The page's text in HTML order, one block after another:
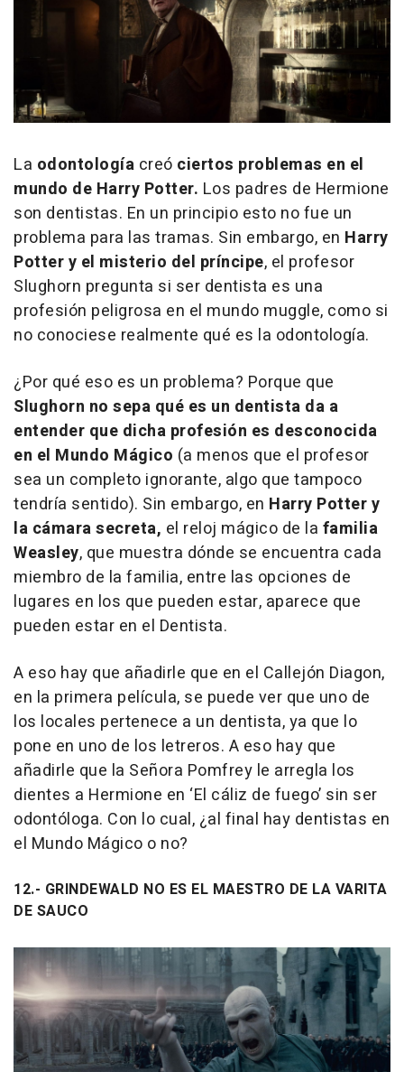
La odontología creó ciertos problemas en el
mundo de Harry Potter. Los padres de Hermione
son dentistas. En un principio esto no fue un
problema para las tramas. Sin embargo, en Harry
Potter y el misterio del príncipe, el profesor
Slughorn pregunta si ser dentista es una
profesión peligrosa en el mundo muggle, como si
no conociese realmente qué es la odontología.
¿Por qué eso es un problema? Porque que
Slughorn no sepa qué es un dentista da a
entender que dicha profesión es desconocida
en el Mundo Mágico (a menos que el profesor
sea un completo ignorante, algo que tampoco
tendría sentido). Sin embargo, en Harry Potter y
la cámara secreta, el reloj mágico de la familia
Weasley, que muestra dónde se encuentra cada
miembro de la familia, entre las opciones de
lugares en los que pueden estar, aparece que
pueden estar en el Dentista.
A eso hay que añadirle que en el Callejón Diagon,
en la primera película, se puede ver que uno de
los locales pertenece a un dentista, ya que lo
pone en uno de los letreros. A eso hay que
añadirle que la Señora Pomfrey le arregla los
dientes a Hermione en ‘El cáliz de fuego’ sin ser
odontóloga. Con lo cual, ¿al final hay dentistas en
el Mundo Mágico o no?
12.- GRINDEWALD NO ES EL MAESTRO DE LA VARITA
DE SAUCO